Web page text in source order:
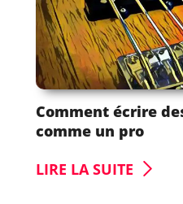
Comment écrire
comme un pro
LIRE LA SUITE